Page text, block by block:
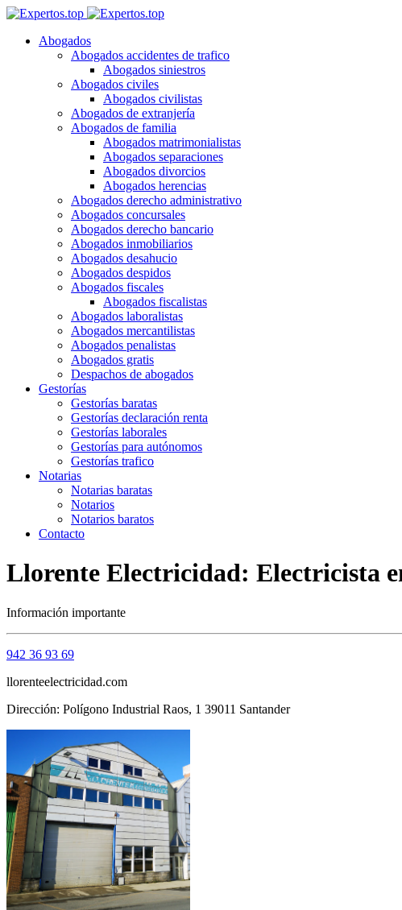
Abogados
Abogados accidentes de trafico
Abogados siniestros
Abogados civiles
Abogados civilistas
Abogados de extranjería
Abogados de familia
Abogados matrimonialistas
Abogados separaciones
Abogados divorcios
Abogados herencias
Abogados derecho administrativo
Abogados concursales
Abogados derecho bancario
Abogados inmobiliarios
Abogados desahucio
Abogados despidos
Abogados fiscales
Abogados fiscalistas
Abogados laboralistas
Abogados mercantilistas
Abogados penalistas
Abogados gratis
Despachos de abogados
Gestorías
Gestorías baratas
Gestorías declaración renta
Gestorías laborales
Gestorías para autónomos
Gestorías trafico
Notarias
Notarias baratas
Notarios
Notarios baratos
Contacto
Llorente Electricidad: Electricista
Información importante
942 36 93 69
llorenteelectricidad.com
Dirección: Polígono Industrial Raos, 1 39011 Santander